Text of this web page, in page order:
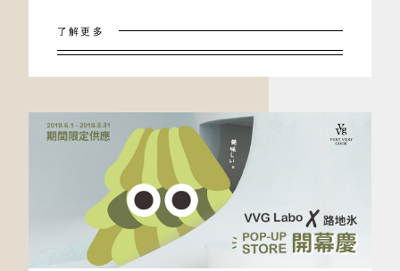
聯絡我們
了解更多